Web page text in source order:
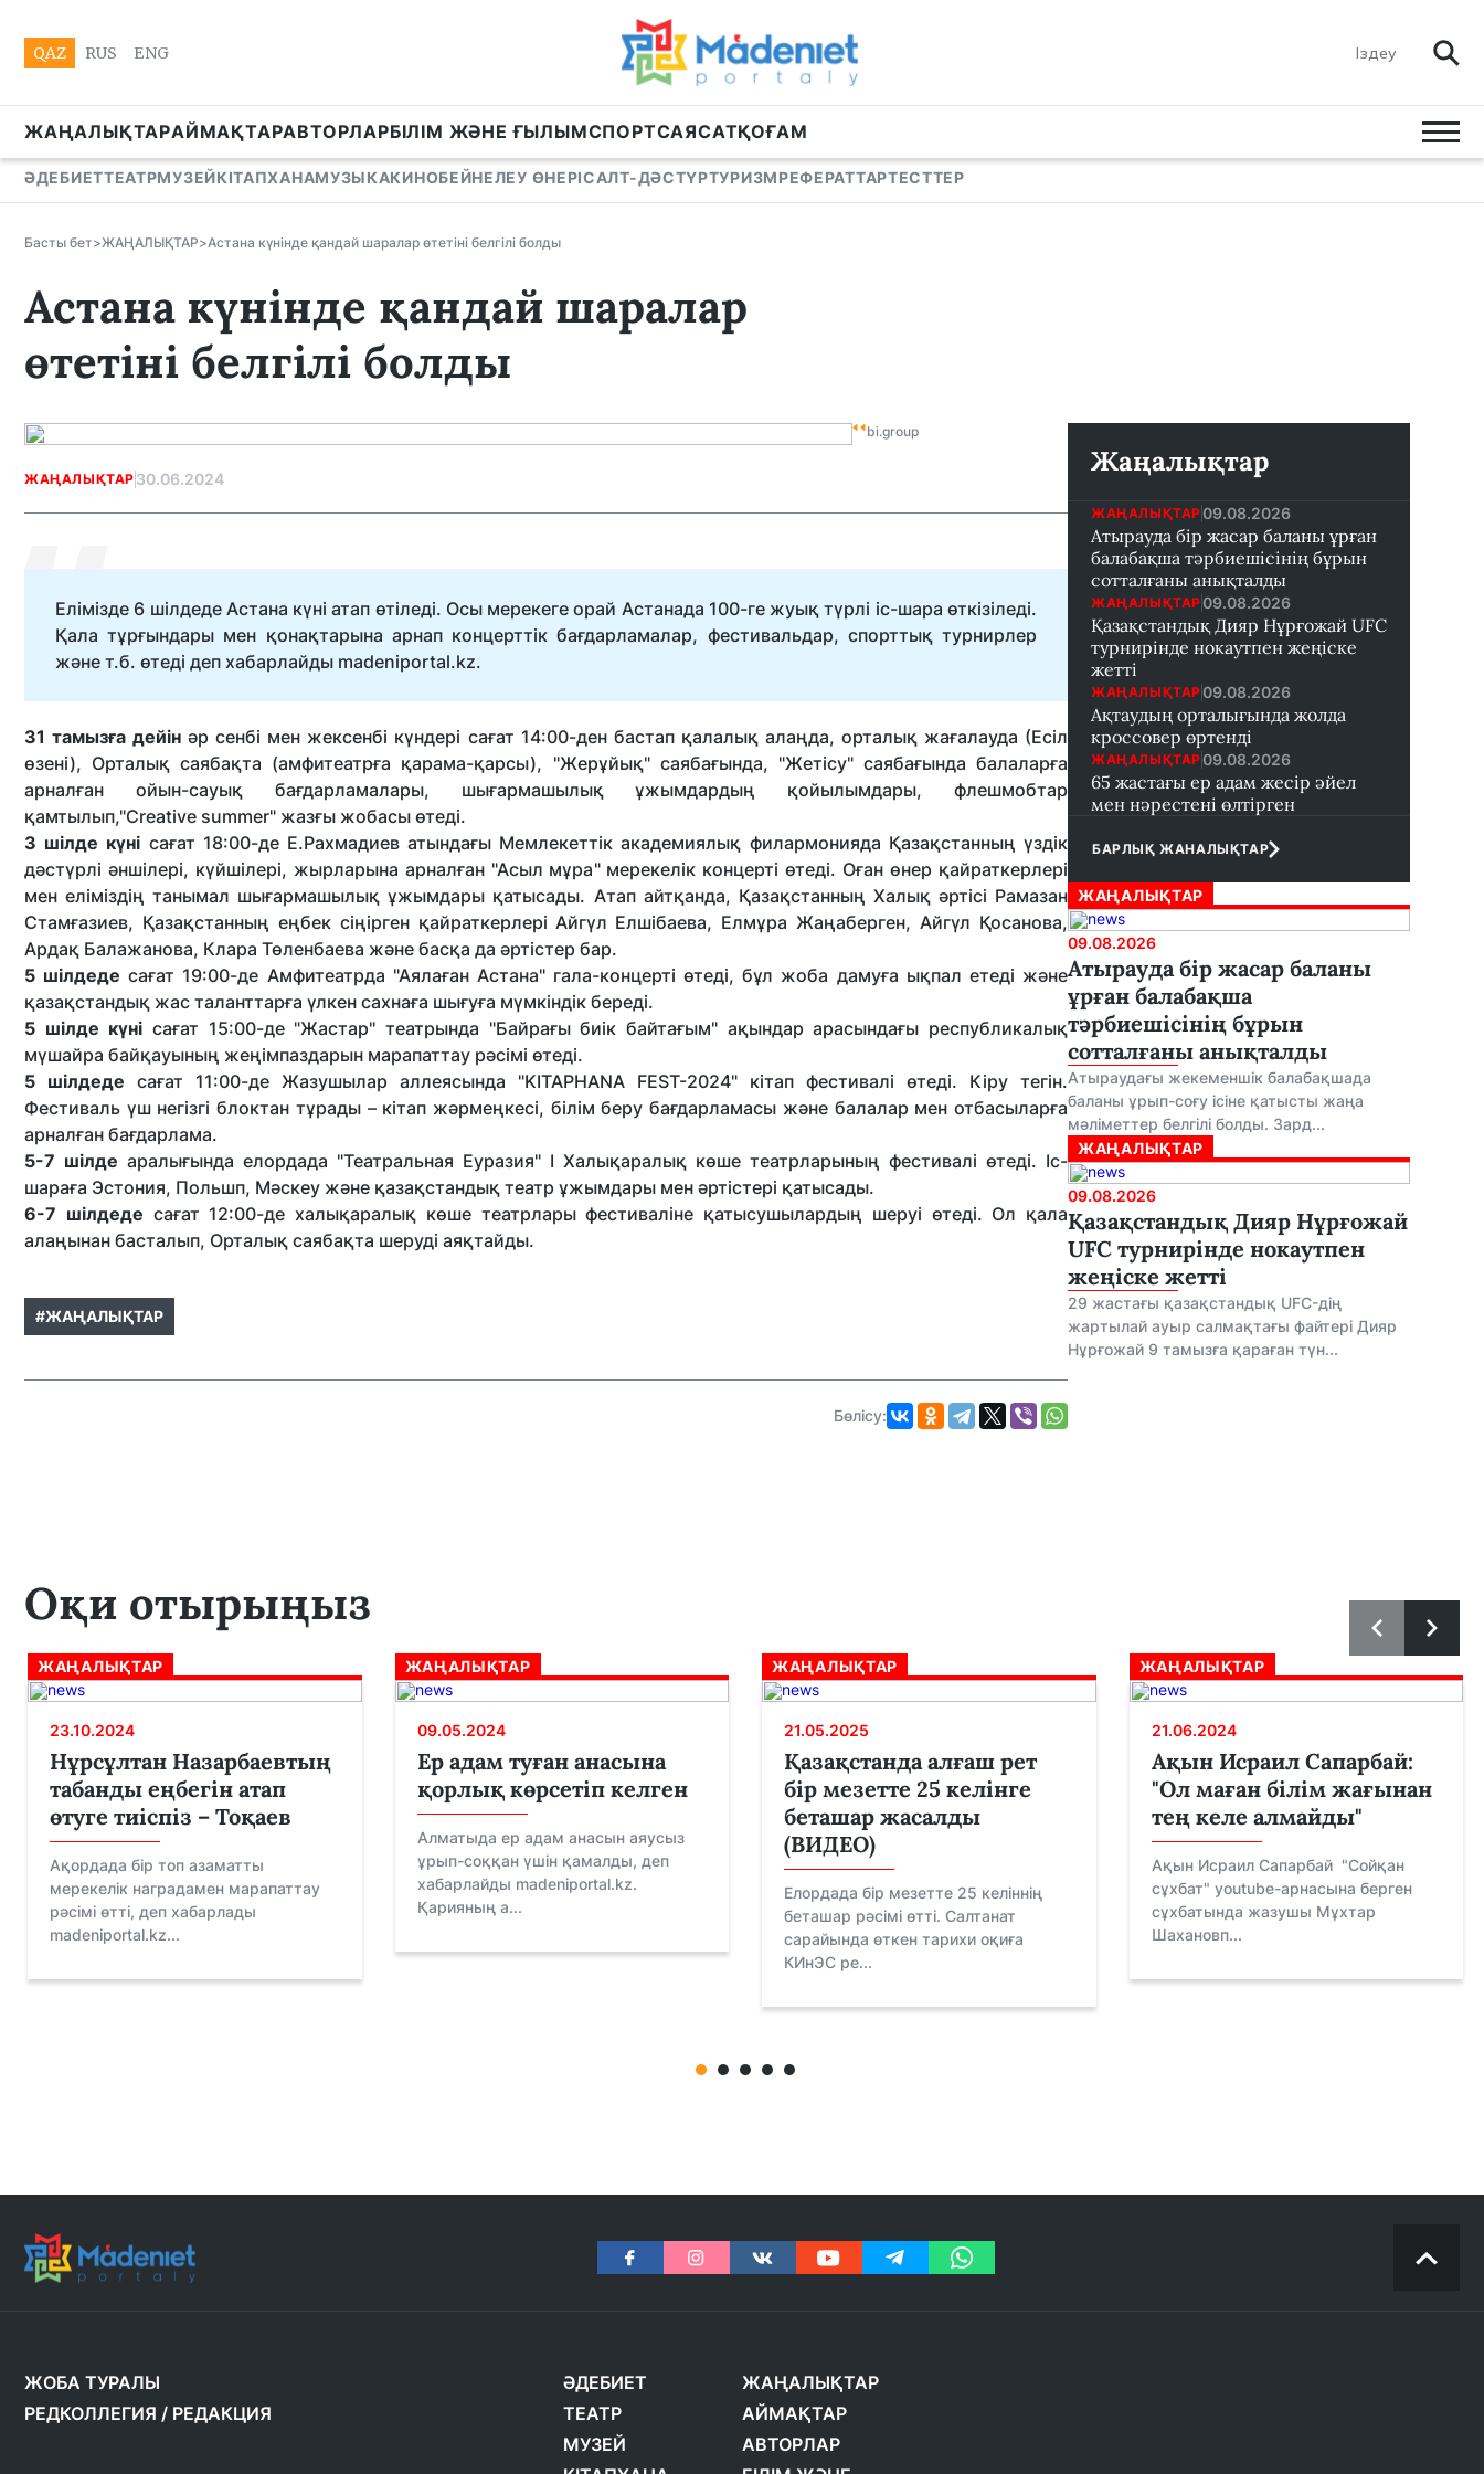
QAZ RUS ENG
ЖАҢАЛЫҚТАРАЙМАҚТАРАВТОРЛАРБІЛІМ ЖӘНЕ ҒЫЛЫМСПОРТСАЯСАТҚОҒАМ
ӘДЕБИЕТТЕАТРМУЗЕЙКІТАПХАНАМУЗЫКАКИНОБЕЙНЕЛЕУ ӨНЕРІСАЛТ-ДӘСТҮРТУРИЗМРЕФЕРАТТАРТЕСТТЕР
Басты бет>ЖАҢАЛЫҚТАР>Астана күнінде қандай шаралар өтетіні белгілі болды
Астана күнінде қандай шаралар
өтетіні белгілі болды
bi.group
ЖАҢАЛЫҚТАР 30.06.2024
Елімізде 6 шілдеде Астана күні атап өтіледі. Осы мерекеге орай Астанада 100-ге жуық түрлі іс-шара өткізіледі.
Қала тұрғындары мен қонақтарына арнап концерттік бағдарламалар, фестивальдар, спорттық турнирлер
және т.б. өтеді деп хабарлайды madeniportal.kz.
31 тамызға дейін әр сенбі мен жексенбі күндері сағат 14:00-ден бастап қалалық алаңда, орталық жағалауда (Есіл
өзені), Орталық саябақта (амфитеатрға қарама-қарсы), "Жерұйық" саябағында, "Жетісу" саябағында балаларға
арналған ойын-сауық бағдарламалары, шығармашылық ұжымдардың қойылымдары, флешмобтар
қамтылып,"Creative summer" жазғы жобасы өтеді.
3 шілде күні сағат 18:00-де Е.Рахмадиев атындағы Мемлекеттік академиялық филармонияда Қазақстанның үздік
дәстүрлі әншілері, күйшілері, жырларына арналған "Асыл мұра" мерекелік концерті өтеді. Оған өнер қайраткерлері
мен еліміздің танымал шығармашылық ұжымдары қатысады. Атап айтқанда, Қазақстанның Халық әртісі Рамазан
Стамғазиев, Қазақстанның еңбек сіңірген қайраткерлері Айгүл Елшібаева, Елмұра Жаңаберген, Айгүл Қосанова,
Ардақ Балажанова, Клара Төленбаева және басқа да әртістер бар.
5 шілдеде сағат 19:00-де Амфитеатрда "Аялаған Астана" гала-концерті өтеді, бұл жоба дамуға ықпал етеді және
қазақстандық жас таланттарға үлкен сахнаға шығуға мүмкіндік береді.
5 шілде күні сағат 15:00-де "Жастар" театрында "Байрағы биік байтағым" ақындар арасындағы республикалық
мүшайра байқауының жеңімпаздарын марапаттау рәсімі өтеді.
5 шілдеде сағат 11:00-де Жазушылар аллеясында "KITAPHANA FEST-2024" кітап фестивалі өтеді. Кіру тегін.
Фестиваль үш негізгі блоктан тұрады – кітап жәрмеңкесі, білім беру бағдарламасы және балалар мен отбасыларға
арналған бағдарлама.
5-7 шілде аралығында елордада "Театральная Еуразия" I Халықаралық көше театрларының фестивалі өтеді. Іс-
шараға Эстония, Польшп, Мәскеу және қазақстандық театр ұжымдары мен әртістері қатысады.
6-7 шілдеде сағат 12:00-де халықаралық көше театрлары фестиваліне қатысушылардың шеруі өтеді. Ол қала
алаңынан басталып, Орталық саябақта шеруді аяқтайды.
#ЖАҢАЛЫҚТАР
Бөлісу:
Жаңалықтар
ЖАҢАЛЫҚТАР 09.08.2026
Атырауда бір жасар баланы ұрған
балабақша тәрбиешісінің бұрын
сотталғаны анықталды
ЖАҢАЛЫҚТАР 09.08.2026
Қазақстандық Дияр Нұрғожай UFC
турнирінде нокаутпен жеңіске
жетті
ЖАҢАЛЫҚТАР 09.08.2026
Ақтаудың орталығында жолда
кроссовер өртенді
ЖАҢАЛЫҚТАР 09.08.2026
65 жастағы ер адам жесір әйел
мен нәрестені өлтірген
БАРЛЫҚ ЖАНАЛЫҚТАР
ЖАҢАЛЫҚТАР
09.08.2026
Атырауда бір жасар баланы
ұрған балабақша
тәрбиешісінің бұрын
сотталғаны анықталды
Атыраудағы жекеменшік балабақшада
баланы ұрып-соғу ісіне қатысты жаңа
мәліметтер белгілі болды. Зард...
ЖАҢАЛЫҚТАР
09.08.2026
Қазақстандық Дияр Нұрғожай
UFC турнирінде нокаутпен
жеңіске жетті
29 жастағы қазақстандық UFC-дің
жартылай ауыр салмақтағы файтері Дияр
Нұрғожай 9 тамызға қараған түн...
Оқи отырыңыз
ЖАҢАЛЫҚТАР
23.10.2024
Нұрсұлтан Назарбаевтың
табанды еңбегін атап
өтуге тиіспіз – Тоқаев
Ақордада бір топ азаматты
мерекелік наградамен марапаттау
рәсімі өтті, деп хабарлады
madeniportal.kz...
ЖАҢАЛЫҚТАР
09.05.2024
Ер адам туған анасына
қорлық көрсетіп келген
Алматыда ер адам анасын аяусыз
ұрып-соққан үшін қамалды, деп
хабарлайды madeniportal.kz.
Қарияның а...
ЖАҢАЛЫҚТАР
21.05.2025
Қазақстанда алғаш рет
бір мезетте 25 келінге
беташар жасалды
(ВИДЕО)
Елордада бір мезетте 25 келіннің
беташар рәсімі өтті. Салтанат
сарайында өткен тарихи оқиға
КИнЭС ре...
ЖАҢАЛЫҚТАР
21.06.2024
Ақын Исраил Сапарбай:
"Ол маған білім жағынан
тең келе алмайды"
Ақын Исраил Сапарбай "Сойқан
сұхбат" youtube-арнасына берген
сұхбатында жазушы Мұхтар
Шахановп...
ЖОБА ТУРАЛЫ
РЕДКОЛЛЕГИЯ / РЕДАКЦИЯ
ӘДЕБИЕТ
ТЕАТР
МУЗЕЙ
ЖАҢАЛЫҚТАР
АЙМАҚТАР
АВТОРЛАР